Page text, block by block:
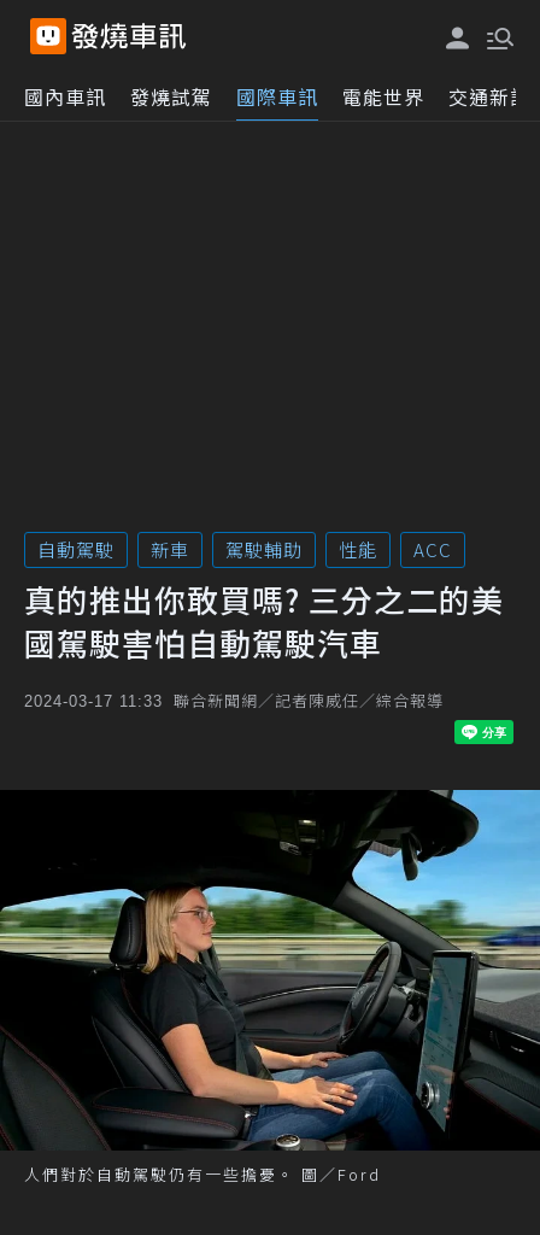
國內車訊 發燒試駕 國際車訊 電能世界 交通新訊
自動駕駛 新車 駕駛輔助 性能 ACC
真的推出你敢買嗎? 三分之二的美
國駕駛害怕自動駕駛汽車
2024-03-17 11:33 聯合新聞網／記者陳威任／綜合報導
人們對於自動駕駛仍有一些擔憂。 圖／Ford